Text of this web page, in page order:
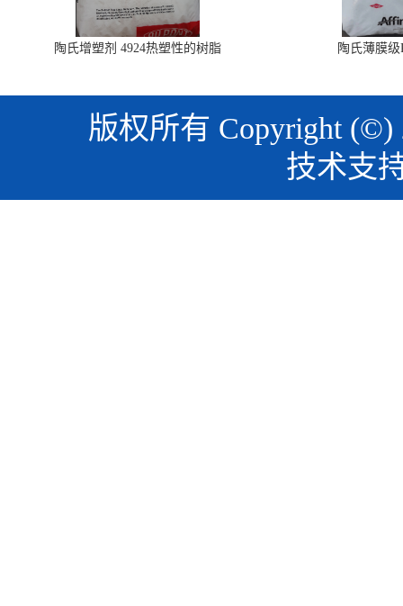
陶氏增塑剂 4924热塑性的树脂 陶氏薄膜级
版权所有 Copyright
技术支